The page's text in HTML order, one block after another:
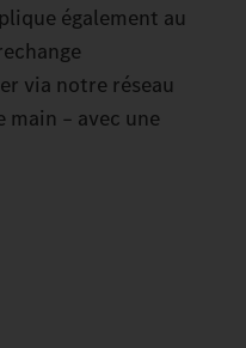
également au
via notre réseau
main – avec une